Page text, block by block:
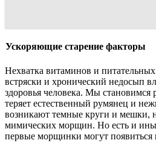
Ускоряющие старение факторы
Нехватка витаминов и
встряски и хронический недосып
здоровья человека. Мы становимся
теряет естественный румянец и
возникают темные круги и мешки,
мимических морщин. Но есть и
первые морщинки могут появиться